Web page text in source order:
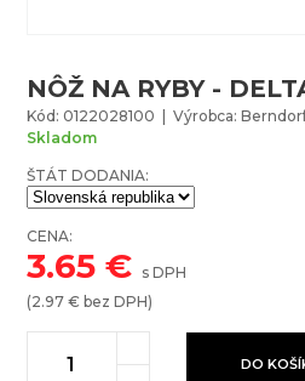
NÔŽ NA RYBY -
Kód: 0122028100 | Výrobca:
Skladom
ŠTÁT DODANIA:
CENA:
3.65 € s DPH
(2.97 € bez DPH)
DO